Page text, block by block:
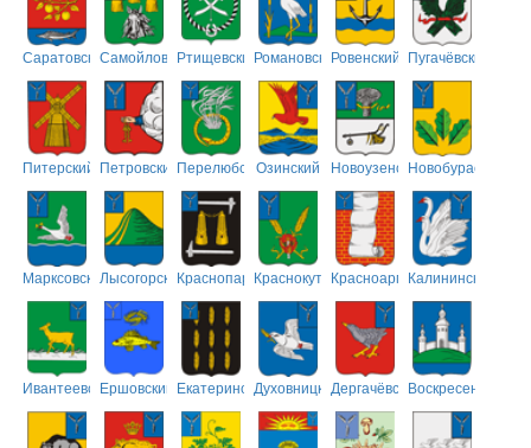
СаратовскийСамойловскийРтищевскийРомановскийРовенский Пугачёвский
Питерский ПетровскийПерелюбскийОзинский НовоузенскийНовобурасский
МарксовскийЛысогорскийКраснопартизанский
КраснокутскийКрасноармейский
Калининский
ИвантеевскийЕршовский ЕкатериновскийДуховницкийДергачёвскийВоскресенский